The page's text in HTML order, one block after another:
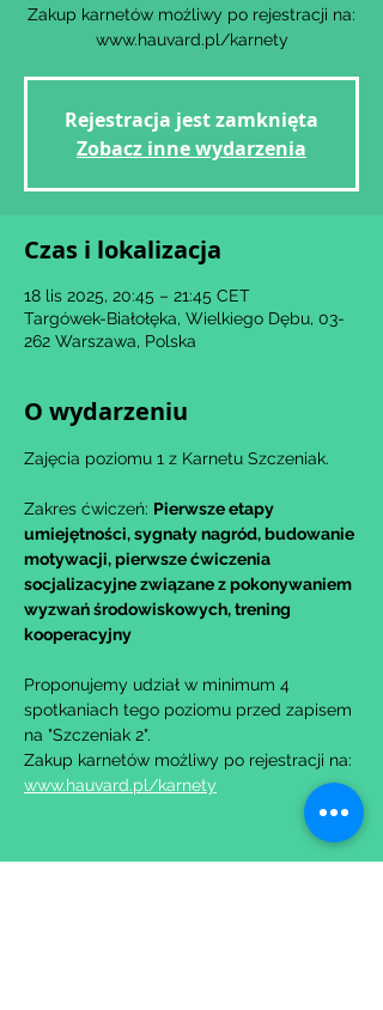
Zakup karnetów możliwy po rejestracji na:
www.hauvard.pl/karnety
Rejestracja jest zamknięta
Zobacz inne wydarzenia
Czas i lokalizacja
18 lis 2025, 20:45 – 21:45 CET
Targówek-Białołęka, Wielkiego Dębu, 03-
262 Warszawa, Polska
O wydarzeniu
Zajęcia poziomu 1 z Karnetu Szczeniak.
Zakres ćwiczeń: Pierwsze etapy
umiejętności, sygnały nagród, budowanie
motywacji, pierwsze ćwiczenia
socjalizacyjne związane z pokonywaniem
wyzwań środowiskowych, trening
kooperacyjny
Proponujemy udział w minimum 4
spotkaniach tego poziomu przed zapisem
na "Szczeniak 2".
Zakup karnetów możliwy po rejestracji na:
www.hauvard.pl/karnety